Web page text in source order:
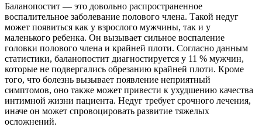
Баланопостит — это довольно распространенное
воспалительное заболевание полового члена. Такой недуг
может появиться как у взрослого мужчины, так и у
маленького ребенка. Он вызывает сильное воспаление
головки полового члена и крайней плоти. Согласно данным
статистики, баланопостит диагностируется у 11 % мужчин,
которые не подвергались обрезанию крайней плоти. Кроме
того, что болезнь вызывает появление неприятный
симптомов, оно также может привести к ухудшению качества
интимной жизни пациента. Недуг требует срочного лечения,
иначе он может спровоцировать развитие тяжелых
осложнений.